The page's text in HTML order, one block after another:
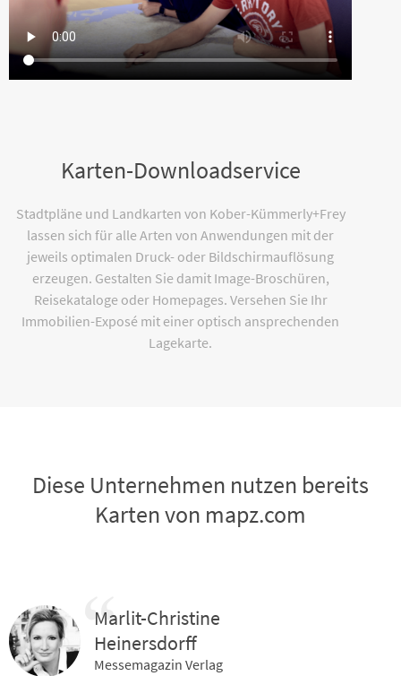
Karten-Downloadservice
Stadtpläne und Landkarten von Kober-Kümmerly+Frey
lassen sich für alle Arten von Anwendungen mit der
jeweils optimalen Druck- oder Bildschirmauflösung
erzeugen. Gestalten Sie damit Image-Broschüren,
Reisekataloge oder Homepages. Versehen Sie Ihr
Immobilien-Exposé mit einer optisch ansprechenden
Lagekarte.
Diese Unternehmen nutzen bereits
Karten von mapz.com
Marlit-Christine
Heinersdorff
Messemagazin Verlag